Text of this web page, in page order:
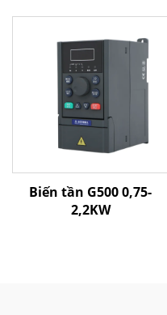
khiển V/F và điều khiển
vector | Bộ biến tần
được chứng nhận CE
Biến tần G500 0,75-
2,2KW